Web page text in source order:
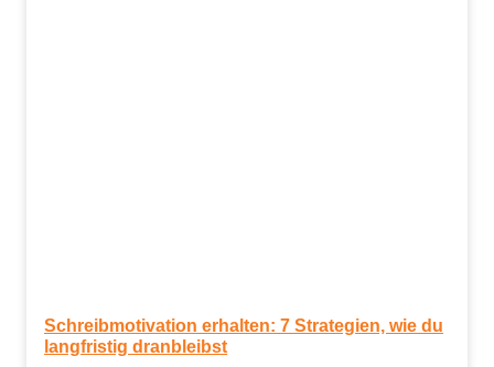
Schreibmotivation erhalten: 7 Strategien, wie du
langfristig dranbleibst